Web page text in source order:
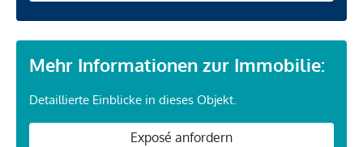
Mehr Informationen zur Immobilie:
Detaillierte Einblicke in dieses Objekt.
Exposé anfordern